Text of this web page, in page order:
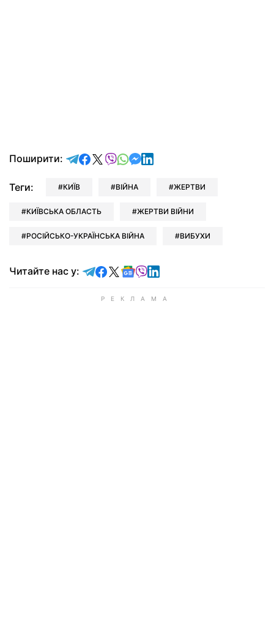
Поширити: відправити у Telegram
поділитись у Facebook
поділитись у X
відправити у Viber
відправити у Whatsapp
відправити у Messenger
відправити у LinkedIn
Теги: КИЇВ ВІЙНА ЖЕРТВИ
КИЇВСЬКА ОБЛАСТЬ ЖЕРТВИ ВІЙНИ
РОСІЙСЬКО-УКРАЇНСЬКА ВІЙНА ВИБУХИ
Читайте нас у: Читайте у Telegram
Читайте у Facebook
Читайте у X
Читайте у Google news
Читайте у Viber
Читайте у LinkedIn